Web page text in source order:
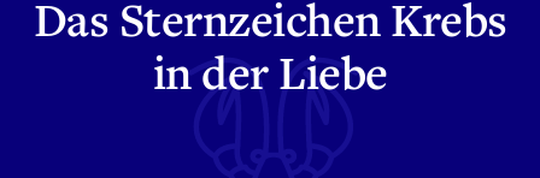
Das Sternzeichen Krebs
in der Liebe